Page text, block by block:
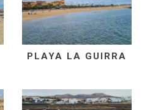
PLAYA LA GUIRRA